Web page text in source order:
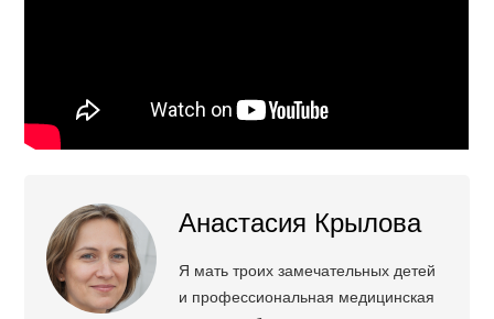
Анастасия Крылова
Я мать троих замечательных детей
и профессиональная медицинская